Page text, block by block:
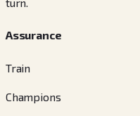
Assurance
Train
Champions